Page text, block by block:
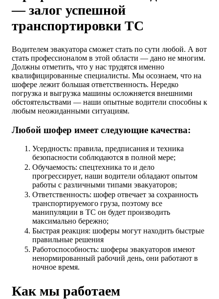
— залог успешной
транспортировки ТС
Водителем эвакуатора сможет стать по сути любой. А вот
стать профессионалом в этой области — дано не многим.
Должны отметить, что у нас трудятся именно
квалифицированные специалисты. Мы осознаем, что на
шофере лежит большая ответственность. Нередко
погрузка и выгрузка машины осложняется внешними
обстоятельствами — наши опытные водители способны к
любым неожиданными ситуациям.
Любой шофер имеет следующие качества:
Усердность: правила, предписания и техника
безопасности соблюдаются в полной мере;
Обучаемость: спецтехника то и дело
прогрессирует, наши водители обладают опытом
работы с различными типами эвакуаторов;
Ответственность: шофер отвечает за сохранность
транспортируемого груза, поэтому все
манипуляции в ТС он будет производить
максимально бережно;
Быстрая реакция: шоферы могут находить быстрые
правильные решения
Работоспособность: шоферы эвакуаторов имеют
ненормированный рабочий день, они работают в
ночное время.
Как мы работаем